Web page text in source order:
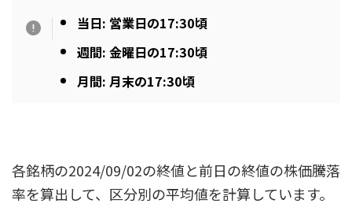
当日: 営業日の17:30頃
週間: 金曜日の17:30頃
月間: 月末の17:30頃
各銘柄の2024/09/02の終値と前日の終値の株価騰落
率を算出して、区分別の平均値を計算しています。